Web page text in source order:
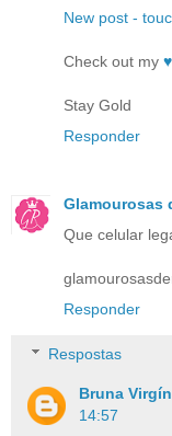
New post -
Check out my
Stay Gold
Responder
Glamourosas
Que celular
Responder
Respostas
Bruna
14:57